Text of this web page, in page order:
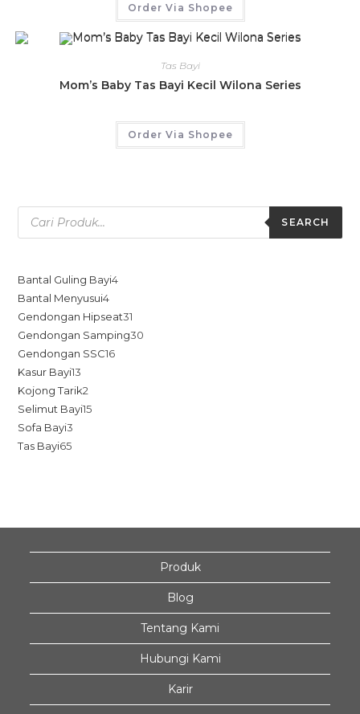
Order Via Shopee
Tas Bayi
Mom’s Baby Tas Bayi Kecil Wilona Series
Order Via Shopee
SEARCH
Bantal Guling Bayi4
Bantal Menyusui4
Gendongan Hipseat31
Gendongan Samping30
Gendongan SSC16
Kasur Bayi13
Kojong Tarik2
Selimut Bayi15
Sofa Bayi3
Tas Bayi65
Produk
Blog
Tentang Kami
Hubungi Kami
Karir